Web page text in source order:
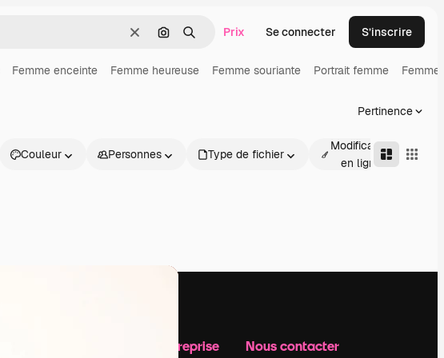
EffacerRechercher par image
Rechercher
Prix Se connecter S’inscrire
Femme enceinte Femme heureuse Femme souriante Portrait femme Femme
Pertinence
Couleur Personnes Type de fichier
Modification
en ligne
Notre entreprise Nous contacter